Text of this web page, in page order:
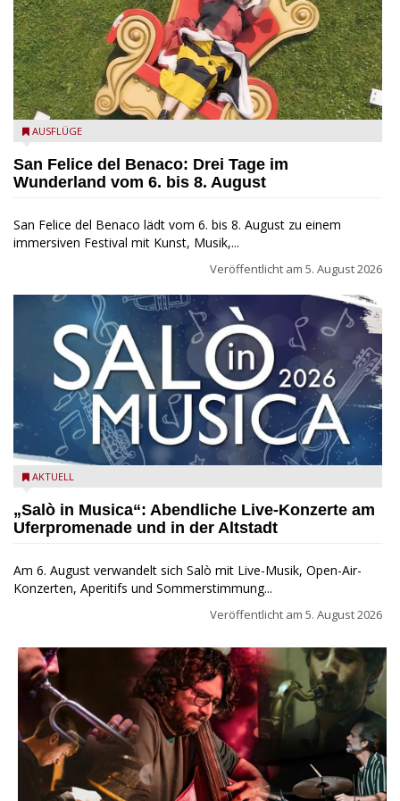
San Felice del Benaco: Drei Tage im Wunderland
AUSFLÜGE
San Felice del Benaco: Drei Tage im
Wunderland vom 6. bis 8. August
San Felice del Benaco lädt vom 6. bis 8. August zu einem
immersiven Festival mit Kunst, Musik,...
Veröffentlicht am 5. August 2026
Salò in Musica 2026
AKTUELL
„Salò in Musica“: Abendliche Live-Konzerte am
Uferpromenade und in der Altstadt
Am 6. August verwandelt sich Salò mit Live-Musik, Open-Air-
Konzerten, Aperitifs und Sommerstimmung...
Veröffentlicht am 5. August 2026